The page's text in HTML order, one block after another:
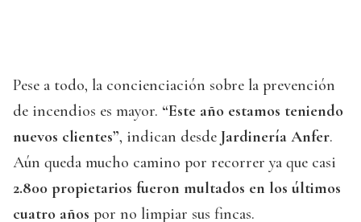
Pese a todo, la concienciación sobre la prevención
de incendios es mayor. “Este año estamos teniendo
nuevos clientes”, indican desde Jardinería Anfer.
Aún queda mucho camino por recorrer ya que casi
2.800 propietarios fueron multados en los últimos
cuatro años por no limpiar sus fincas.